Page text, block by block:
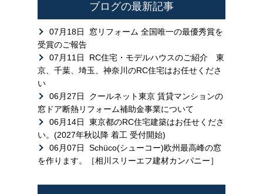
ブログの最新記事
07月18日
窓リフォーム 全国唯一の最優秀賞を
受賞のご報告
07月11日
RC住宅・モデルハウスのご紹介 東
京、千葉、埼玉、神奈川のRC住宅はお任せくださ
い
06月27日
クールネット東京 賃貸マンションの
窓ドア断熱リフォーム補助金事業について
06月14日
東京都のRC住宅建築はお任せくださ
い。(2027年秋以降 着工 受付開始)
06月07日
Schüco(シューコー)欧州最高峰の窓
を作ります。［相川スリーエフ建材カンパニー］